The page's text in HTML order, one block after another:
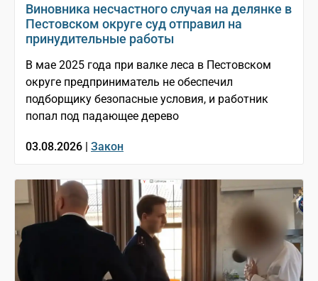
Виновника несчастного случая на делянке в
Пестовском округе суд отправил на
принудительные работы
В мае 2025 года при валке леса в Пестовском
округе предприниматель не обеспечил
подборщику безопасные условия, и работник
попал под падающее дерево
03.08.2026 | Закон